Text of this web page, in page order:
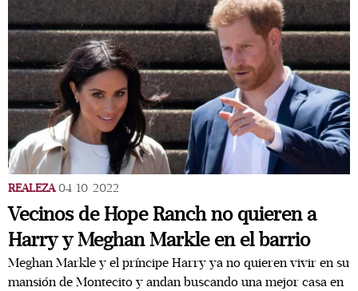
REALEZA 04/10/2022
Vecinos de Hope Ranch no quieren a
Harry y Meghan Markle en el barrio
Meghan Markle y el príncipe Harry ya no quieren vivir en su
mansión de Montecito y andan buscando una mejor casa en